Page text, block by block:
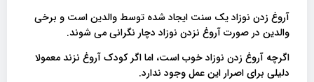
آروغ زدن نوزاد یک سنت ایجاد شده توسط والدین است و برخی
والدین در صورت آروغ نزدن نوزاد دچار نگرانی می شوند.
اگرچه آروغ زدن نوزاد خوب است، اما اگر کودک آروغ نزند معمولا
دلیلی برای اصرار این عمل وجود ندارد.